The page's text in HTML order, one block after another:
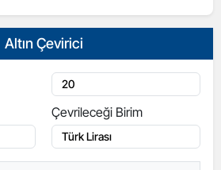
Altın Çevirici
Çevrileceği Birim